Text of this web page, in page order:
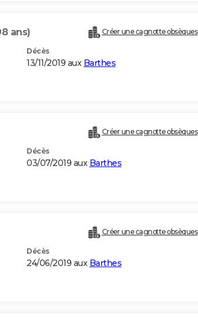
ans) Créer une cagnotte obsèques
Décès
13/11/2019 aux Barthes
Créer une cagnotte obsèques
Décès
03/07/2019 aux Barthes
Créer une cagnotte obsèques
Décès
24/06/2019 aux Barthes